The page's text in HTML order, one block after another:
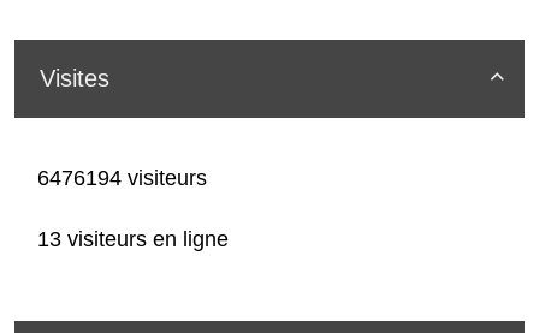

Visites
6476194 visiteurs
13 visiteurs en ligne